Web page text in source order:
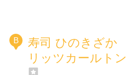
B
寿司 ひのきざか
リッツカールトン